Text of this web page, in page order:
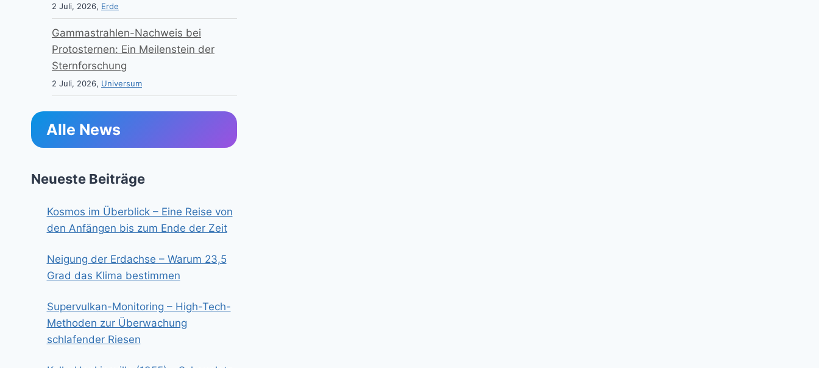
2 Juli, 2026, Erde
Gammastrahlen-Nachweis bei
Protosternen: Ein Meilenstein der
Sternforschung
2 Juli, 2026, Universum
Alle News
Neueste Beiträge
Kosmos im Überblick – Eine Reise von
den Anfängen bis zum Ende der Zeit
Neigung der Erdachse – Warum 23,5
Grad das Klima bestimmen
Supervulkan-Monitoring – High-Tech-
Methoden zur Überwachung
schlafender Riesen